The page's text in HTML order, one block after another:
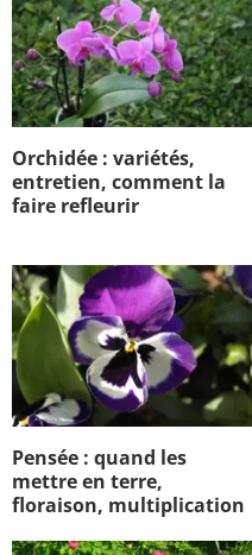
Orchidée : variétés,
entretien, comment la
faire refleurir
Pensée : quand les
mettre en terre,
floraison, multiplication